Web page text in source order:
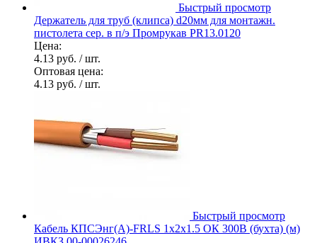
Быстрый просмотр
Держатель для труб (клипса) d20мм для монтажн.
пистолета сер. в п/э Промрукав PR13.0120
Цена:
4.13 руб. / шт.
Оптовая цена:
4.13 руб. / шт.
Быстрый просмотр
Кабель КПСЭнг(А)-FRLS 1х2х1.5 ОК 300В (бухта) (м)